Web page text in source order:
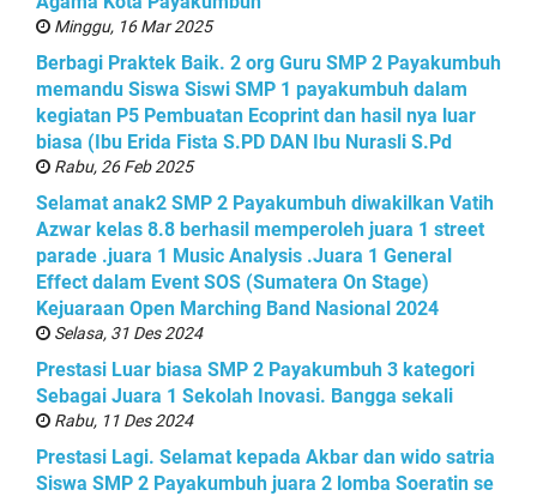
Minggu, 16 Mar 2025
Berbagi Praktek Baik. 2 org Guru SMP 2 Payakumbuh
memandu Siswa Siswi SMP 1 payakumbuh dalam
kegiatan P5 Pembuatan Ecoprint dan hasil nya luar
biasa (Ibu Erida Fista S.PD DAN Ibu Nurasli S.Pd
Rabu, 26 Feb 2025
Selamat anak2 SMP 2 Payakumbuh diwakilkan Vatih
Azwar kelas 8.8 berhasil memperoleh juara 1 street
parade .juara 1 Music Analysis .Juara 1 General
Effect dalam Event SOS (Sumatera On Stage)
Kejuaraan Open Marching Band Nasional 2024
Selasa, 31 Des 2024
Prestasi Luar biasa SMP 2 Payakumbuh 3 kategori
Sebagai Juara 1 Sekolah Inovasi. Bangga sekali
Rabu, 11 Des 2024
Prestasi Lagi. Selamat kepada Akbar dan wido satria
Siswa SMP 2 Payakumbuh juara 2 lomba Soeratin se